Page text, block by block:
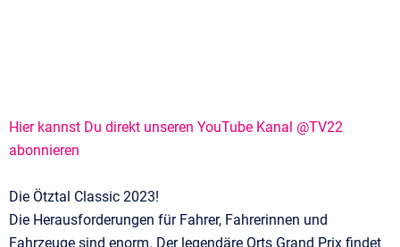
Hier kannst Du direkt unseren YouTube Kanal @TV22
abonnieren
Die Ötztal Classic 2023!
Die Herausforderungen für Fahrer, Fahrerinnen und
Fahrzeuge sind enorm. Der legendäre Orts Grand Prix findet